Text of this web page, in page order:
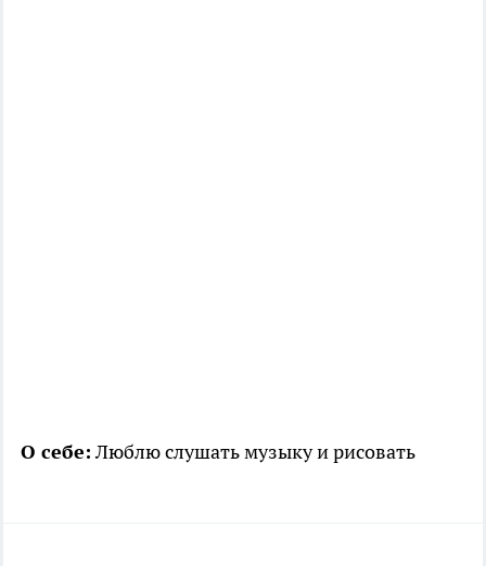
О себе:Люблю слушать музыку и рисовать